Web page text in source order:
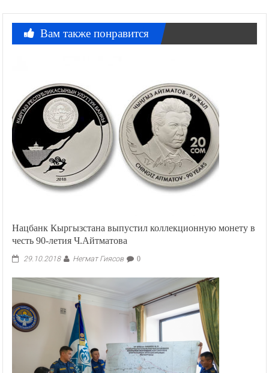
Вам также понравится
Нацбанк Кыргызстана выпустил коллекционную монету в
честь 90-летия Ч.Айтматова
29.10.2018 Негмат Гиясов 0